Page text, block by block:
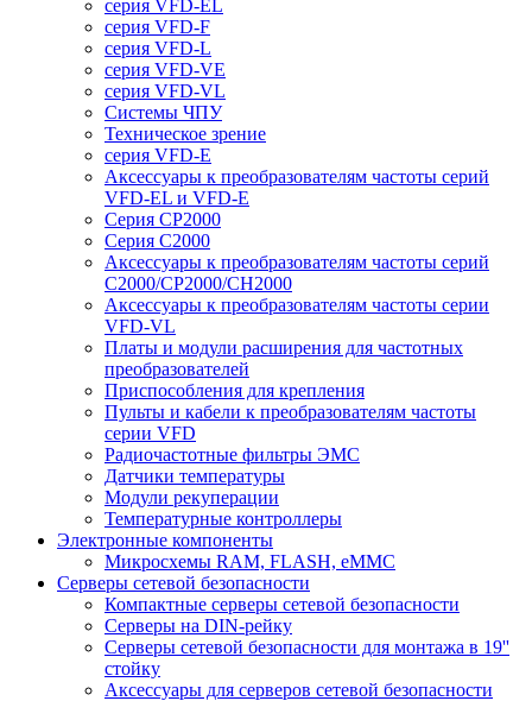
серия VFD-EL
серия VFD-F
серия VFD-L
серия VFD-VE
серия VFD-VL
Системы ЧПУ
Техническое зрение
серия VFD-E
Аксессуары к преобразователям частоты серий
VFD-EL и VFD-E
Серия CP2000
Серия C2000
Аксессуары к преобразователям частоты серий
С2000/CP2000/CH2000
Аксессуары к преобразователям частоты серии
VFD-VL
Платы и модули расширения для частотных
преобразователей
Приспособления для крепления
Пульты и кабели к преобразователям частоты
серии VFD
Радиочастотные фильтры ЭМС
Датчики температуры
Модули рекуперации
Температурные контроллеры
Электронные компоненты
Микросхемы RAM, FLASH, eMMC
Серверы сетевой безопасности
Компактные серверы сетевой безопасности
Серверы на DIN-рейку
Серверы сетевой безопасности для монтажа в 19''
стойку
Аксессуары для серверов сетевой безопасности